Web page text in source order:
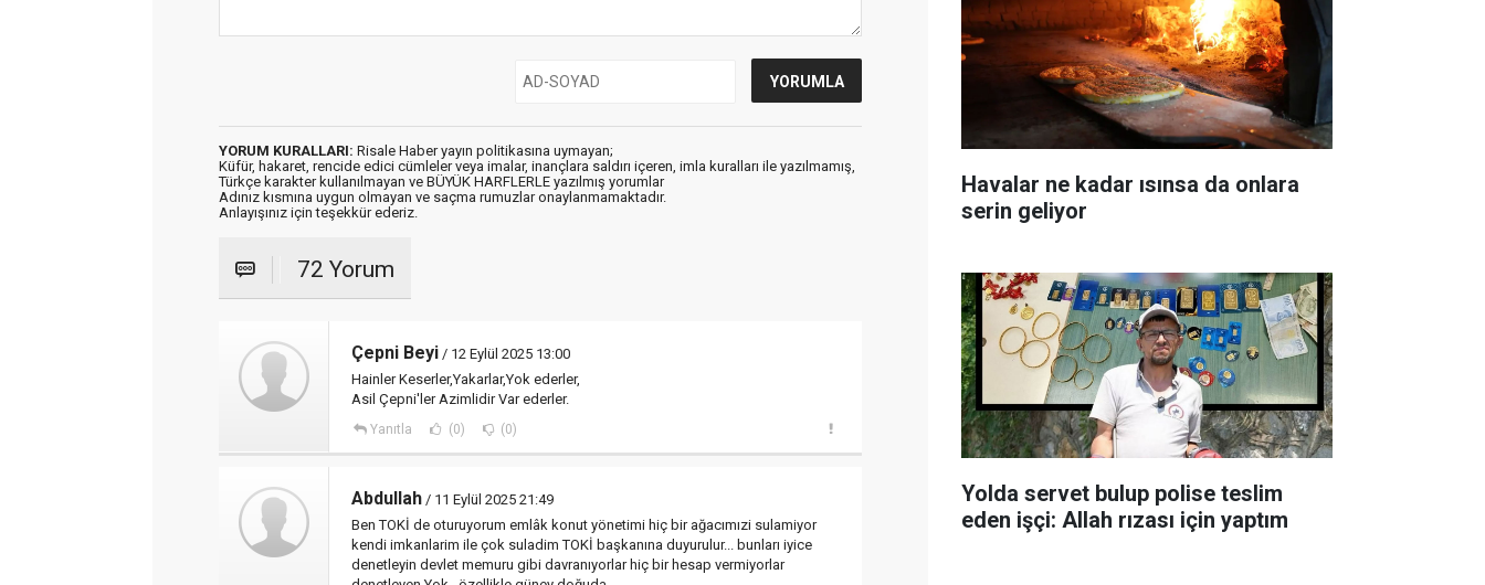
YORUM KURALLARI: Risale Haber yayın politikasına uymayan;
Küfür, hakaret, rencide edici cümleler veya imalar, inançlara saldırı içeren, imla kuralları ile yazılmamış,
Türkçe karakter kullanılmayan ve BÜYÜK HARFLERLE yazılmış yorumlar
Adınız kısmına uygun olmayan ve saçma rumuzlar onaylanmamaktadır.
Anlayışınız için teşekkür ederiz.
72 Yorum
Çepni Beyi / 12 Eylül 2025 13:00
Hainler Keserler,Yakarlar,Yok ederler,
Asil Çepni'ler Azimlidir Var ederler.
Yanıtla (0) (0)
Abdullah / 11 Eylül 2025 21:49
Ben TOKİ de oturuyorum emlâk konut yönetimi hiç bir ağacımızi sulamiyor
kendi imkanlarim ile çok suladim TOKİ başkanına duyurulur... bunları iyice
denetleyin devlet memuru gibi davranıyorlar hiç bir hesap vermiyorlar
Havalar ne kadar ısınsa da onlara
serin geliyor
Yolda servet bulup polise teslim
eden işçi: Allah rızası için yaptım